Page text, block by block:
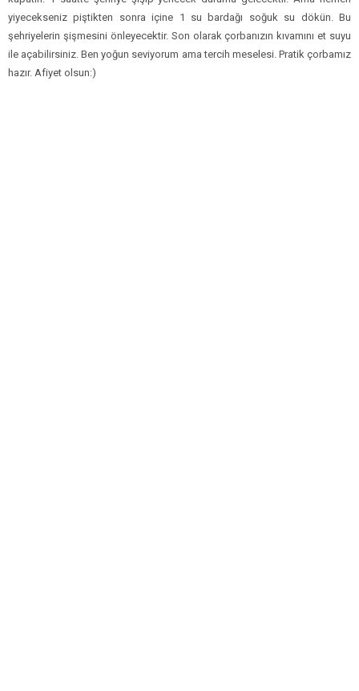
yiyecekseniz piştikten sonra içine 1 su bardağı soğuk su dökün. Bu
şehriyelerin şişmesini önleyecektir. Son olarak çorbanızın kıvamını et suyu
ile açabilirsiniz. Ben yoğun seviyorum ama tercih meselesi. Pratik çorbamız
hazır. Afiyet olsun:)